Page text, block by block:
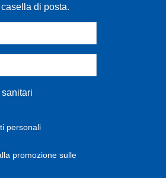
di posta.
sanitari
personali
promozione sulle